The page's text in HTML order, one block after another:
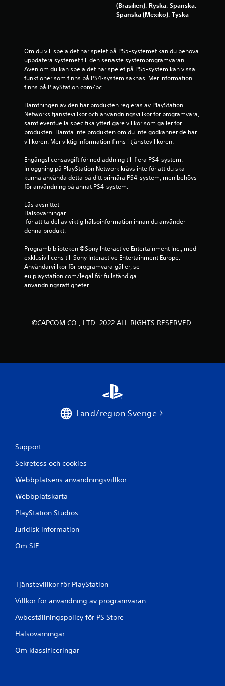
1
4
3
b
e
t
y
(Brasilien), Ryska, Spanska,
Spanska (Mexiko), Tyska
Om du vill spela det här spelet på PS5-systemet kan du behöva
uppdatera systemet till den senaste systemprogramvaran.
Även om du kan spela det här spelet på PS5-system kan vissa
funktioner som finns på PS4-system saknas. Mer information
finns på PlayStation.com/bc.
Hämtningen av den här produkten regleras av PlayStation
Networks tjänstevillkor och användningsvillkor för programvara,
samt eventuella specifika ytterligare villkor som gäller för
produkten. Hämta inte produkten om du inte godkänner de här
villkoren. Mer viktig information finns i tjänstevillkoren.
Engångslicensavgift för nedladdning till flera PS4-system.
Inloggning på PlayStation Network krävs inte för att du ska
kunna använda detta på ditt primära PS4-system, men behövs
för användning på annat PS4-system.
Läs avsnittet
Hälsovarningar
denna produkt.
Programbiblioteken ©Sony Interactive Entertainment Inc., med
exklusiv licens till Sony Interactive Entertainment Europe.
Användarvillkor för programvara gäller, se
eu.playstation.com/legal för fullständiga
användningsrättigheter.
©CAPCOM CO., LTD. 2022 ALL RIGHTS RESERVED.
Land/region Sverige
Support
Sekretess och cookies
Webbplatsens användningsvillkor
Webbplatskarta
PlayStation Studios
Juridisk information
Om SIE
Tjänstevillkor för PlayStation
Villkor för användning av programvaran
Avbeställningspolicy för PS Store
Hälsovarningar
Om klassificeringar